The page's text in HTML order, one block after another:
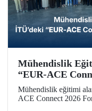
Mühendislik
“EUR-ACE
Konuşuldu
Mühendislik eğitimi
ACE Connect 2026